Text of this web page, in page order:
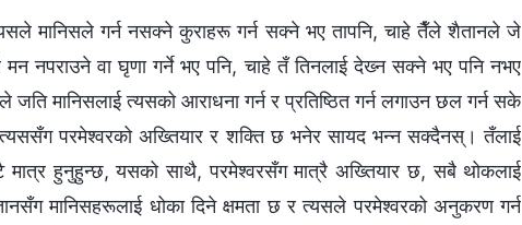
मानिसले गर्न नसक्‍ने कुराहरू गर्न सक्‍ने भए तापनि, चाहे तैँले शैतानले जे
मन नपराउने वा घृणा गर्ने भए पनि, चाहे तँ तिनलाई देख्‍न सक्‍ने भए पनि नभए
मानिसलाई त्यसको आराधना गर्न र प्रतिष्ठित गर्न लगाउन छल गर्न सके
परमेश्‍वरको अख्‍तियार र शक्ति छ भनेर सायद भन्‍न सक्दैनस्। तँलाई
मात्र हुनुहुन्छ, यसको साथै, परमेश्‍वरसँग मात्रै अख्‍तियार छ, सबै थोकलाई
मानिसहरूलाई धोका दिने क्षमता छ र त्यसले परमेश्‍वरको अनुकरण गर्न